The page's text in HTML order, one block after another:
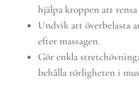
hjälpa kroppen att
Undvik att överbelasta
efter massagen.
Gör enkla
behålla rörligheten i